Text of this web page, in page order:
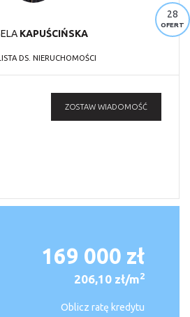
28
OFERT
KAPUŚCIŃSKA
DS. NIERUCHOMOŚCI
ZOSTAW WIADOMOŚĆ
169 000 zł
206,10 zł/m2
Oblicz ratę kredytu